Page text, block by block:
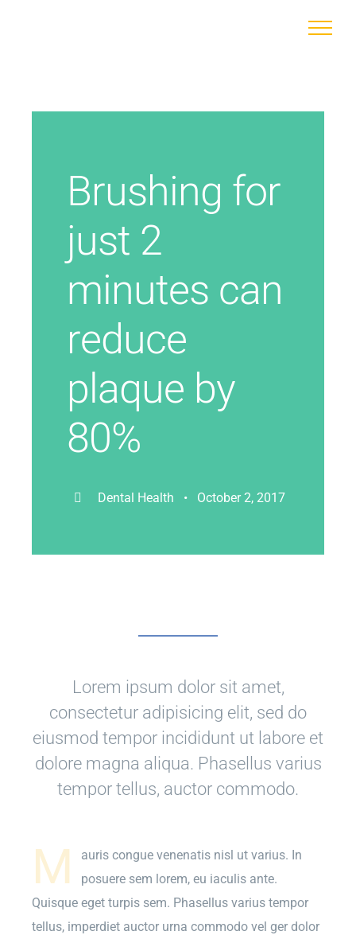
Brushing for
just 2
minutes can
reduce
plaque by
80%
Dental Health • October 2, 2017
Lorem ipsum dolor sit amet,
consectetur adipisicing elit, sed do
eiusmod tempor incididunt ut labore et
dolore magna aliqua. Phasellus varius
tempor tellus, auctor commodo.
M
auris congue venenatis nisl ut varius. In
posuere sem lorem, eu iaculis ante.
Quisque eget turpis sem. Phasellus varius tempor
tellus, imperdiet auctor urna commodo vel ger dolor